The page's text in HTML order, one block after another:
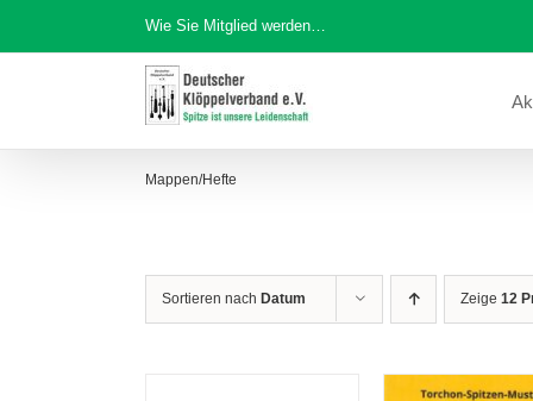
Inhalt
Wie Sie Mitglied werden…
Mappen/Hefte
Sortieren nach Datum Zeige 12